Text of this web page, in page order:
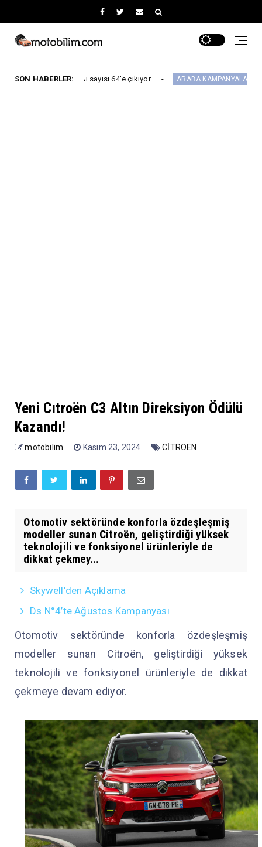
SON HABERLER:
sayısı 64'e çıkıyor ARABA KAMPANYALARI Maxus
Yeni Cıtroën C3 Altın Direksiyon Ödülü
Kazandı!
motobilim Kasım 23, 2024 CİTROEN
Otomotiv sektöründe konforla özdeşleşmiş
modeller sunan Citroën, geliştirdiği yüksek
teknolojili ve fonksiyonel ürünleriyle de
dikkat çekmey...
Skywell'den Açıklama
Ds N°4’te Ağustos Kampanyası
Otomotiv sektöründe konforla özdeşleşmiş
modeller sunan Citroën, geliştirdiği yüksek
teknolojili ve fonksiyonel ürünleriyle de dikkat
çekmeye devam ediyor.